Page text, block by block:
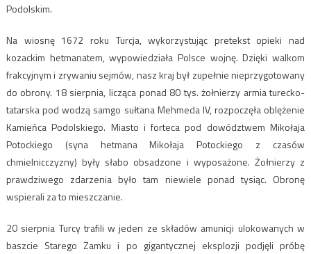
Podolskim.
Na wiosnę 1672 roku Turcja, wykorzystując pretekst opieki nad
kozackim hetmanatem, wypowiedziała Polsce wojnę. Dzięki walkom
frakcyjnym i zrywaniu sejmów, nasz kraj był zupełnie nieprzygotowany
do obrony. 18 sierpnia, licząca ponad 80 tys. żołnierzy armia turecko-
tatarska pod wodzą samgo sułtana Mehmeda IV, rozpoczęła oblężenie
Kamieńca Podolskiego. Miasto i forteca pod dowództwem Mikołaja
Potockiego (syna hetmana Mikołaja Potockiego z czasów
chmielnicczyzny) były słabo obsadzone i wyposażone. Żołnierzy z
prawdziwego zdarzenia było tam niewiele ponad tysiąc. Obronę
wspierali za to mieszczanie.
20 sierpnia Turcy trafili w jeden ze składów amunicji ulokowanych w
baszcie Starego Zamku i po gigantycznej eksplozji podjęli próbę